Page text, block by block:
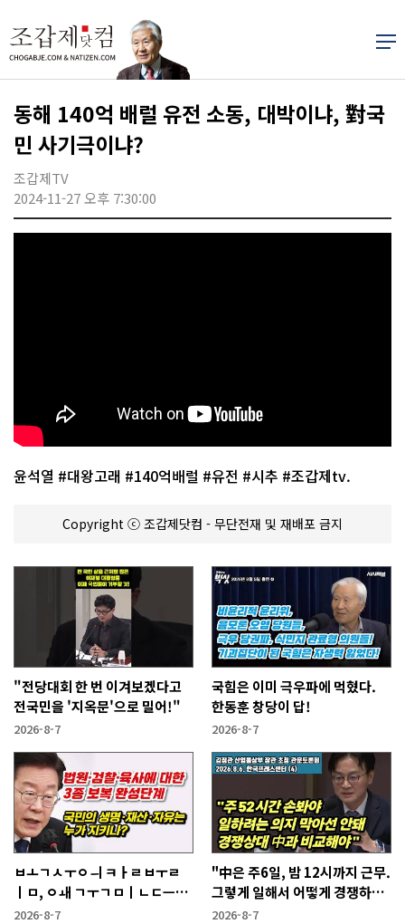
동해 140억 배럴 유전 소동, 대박이냐, 對국
민 사기극이냐?
조갑제TV
2024-11-27 오후 7:30:00
윤석열 #대왕고래 #140억배럴 #유전 #시추 #조갑제tv.
Copyright ⓒ 조갑제닷컴 - 무단전재 및 재배포 금지
"전당대회 한 번 이겨보겠다고
전국민을 '지옥문'으로 밀어!"
2026-8-7
국힘은 이미 극우파에 먹혔다.
한동훈 창당이 답!
2026-8-7
ㅂㅗㄱㅅㅜㅇㅢ ㅋㅏㄹㅂㅜㄹ
ㅣㅁ, ㅇㅙ ㄱㅜㄱㅁㅣㄴㄷㅡㄹ
ㅇㅣ ㄷㅏㅇㅎㅐㅇㅑ ㅎㅏㄴㅏ?
2026-8-7
"中은 주6일, 밤 12시까지 근무.
그렇게 일해서 어떻게 경쟁하냐
반문하더라"
2026-8-7